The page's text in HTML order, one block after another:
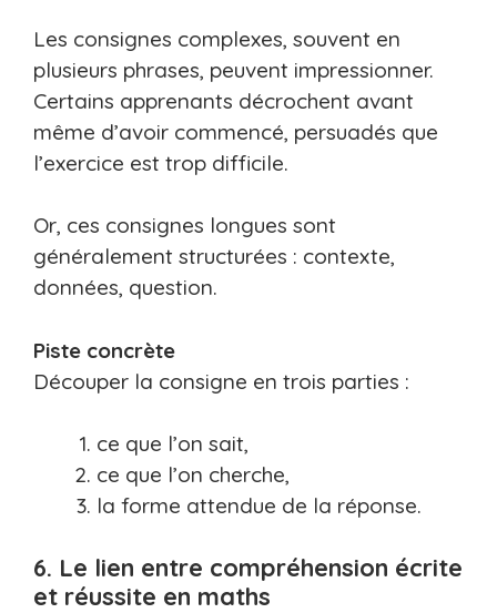
Les consignes complexes, souvent en
plusieurs phrases, peuvent impressionner.
Certains apprenants décrochent avant
même d’avoir commencé, persuadés que
l’exercice est trop difficile.
Or, ces consignes longues sont
généralement structurées : contexte,
données, question.
Piste concrète
Découper la consigne en trois parties :
ce que l’on sait,
ce que l’on cherche,
la forme attendue de la réponse.
6. Le lien entre compréhension écrite
et réussite en maths